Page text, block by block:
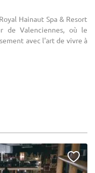
Hainaut Spa & Resort
de Valenciennes, où le
avec l'art de vivre à